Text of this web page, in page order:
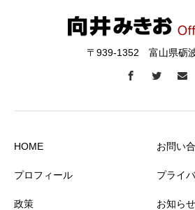
〒939-1352 富山県砺
HOME
プロフィール
政策
お問い
プライ
お知らせ